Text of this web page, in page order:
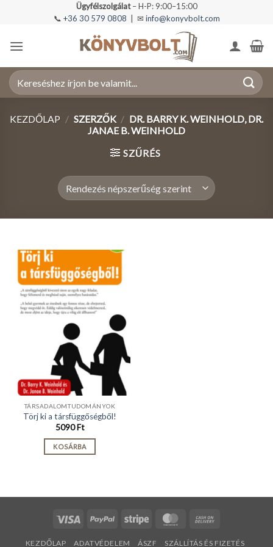
Ügyfélszolgálat– H-P: 9:00–15:00
📞 +36 30 579 0808 | ✉ info@konyvbolt.com
Keresés
a
KEZDŐLAP / SZERZŐK / DR. BARRY K. WEINHOLD, DR.
JANAE B. WEINHOLD
SZŰRÉS
TÁRSADALOMTUDOMÁNYOK
Törj ki a társfüggőségből!
5090Ft
KOSÁRBA
Visa PayPal Stripe MasterCard
KEZDŐLAP ADATVÉDELEM ÁSZF SZÁLLÍTÁS ÉS FIZETÉS